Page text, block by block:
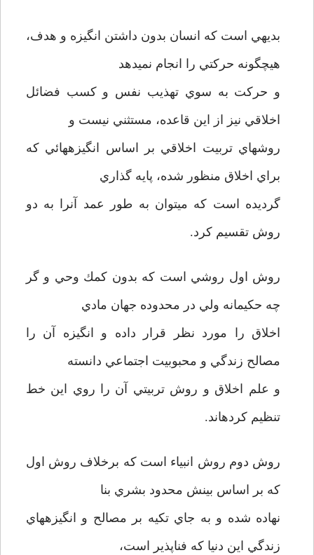
بديهي است كه انسان بدون داشتن انگيزه و هدف،
‌هيچگونه حركتي را انجام نمي­دهد
و حركت به سوي تهذيب نفس و كسب فضائل
اخلاقي نيز از اين قاعده، مستثني نيست و
روشهاي تربيت اخلاقي بر اساس انگيزه­هائي كه
براي اخلاق منظور شده، پايه گذاري
گرديده است كه مي­توان به طور عمد آنرا به دو
روش تقسيم كرد.
روش اول روشي است كه بدون كمك وحي و گر
چه حكيمانه ولي در محدوده جهان مادي
اخلاق را مورد نظر قرار داده و انگيزه آن را
مصالح زندگي و محبوبيت اجتماعي دانسته
و علم اخلاق و روش تربيتي آن را روي اين خط
تنظيم كرده­اند.
روش دوم روش انبياء است كه برخلاف روش اول
كه بر اساس بينش محدود بشري بنا
نهاده شده و به جاي تكيه بر مصالح و انگيزه­هاي
زندگي اين دنيا كه فناپذير است،